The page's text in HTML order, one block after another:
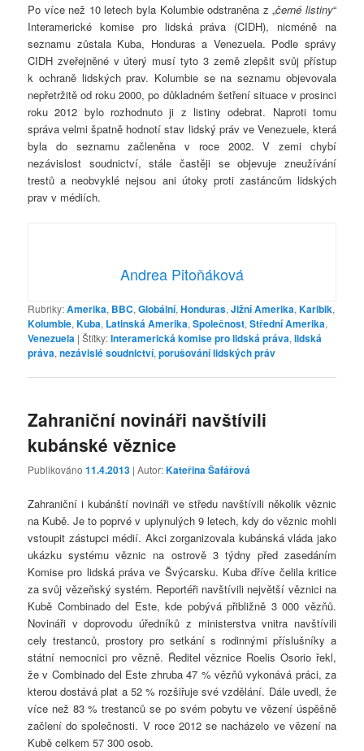
Po více než 10 letech byla Kolumbie odstraněna z „černé listiny“
Interamerické komise pro lidská práva (CIDH), nicméně na
seznamu zůstala Kuba, Honduras a Venezuela. Podle správy
CIDH zveřejněné v úterý musí tyto 3 země zlepšit svůj přístup
k ochraně lidských prav. Kolumbie se na seznamu objevovala
nepřetržitě od roku 2000, po důkladném šetření situace v prosinci
roku 2012 bylo rozhodnuto ji z listiny odebrat. Naproti tomu
správa velmi špatně hodnotí stav lidský práv ve Venezuele, která
byla do seznamu začleněna v roce 2002. V zemi chybí
nezávislost soudnictví, stále častěji se objevuje zneužívání
trestů a neobvyklé nejsou ani útoky proti zastáncům lidských
prav v médiích.
Andrea Pitoňáková
Rubriky:Amerika, BBC,Globální,Honduras,Jižní Amerika,Karibik,
Kolumbie,Kuba, Latinská Amerika,Společnost,Střední Amerika,
Venezuela |Štítky:Interamerická komise pro lidská práva,lidská
práva,nezávislé soudnictví,porušování lidských práv
Zahraniční novináři navštívili
kubánské věznice
Publikováno11.4.2013 | Autor:Kateřina Šafářová
Zahraniční i kubánští novináři ve středu navštívili několik věznic
na Kubě. Je to poprvé v uplynulých 9 letech, kdy do věznic mohli
vstoupit zástupci médií. Akci zorganizovala kubánská vláda jako
ukázku systému věznic na ostrově 3 týdny před zasedáním
Komise pro lidská práva ve Švýcarsku. Kuba dříve čelila kritice
za svůj vězeňský systém. Reportéři navštívili největší věznici na
Kubě Combinado del Este, kde pobývá přibližně 3 000 vězňů.
Novináři v doprovodu úředníků z ministerstva vnitra navštívili
cely trestanců, prostory pro setkání s rodinnými příslušníky a
státní nemocnici pro vězně. Ředitel věznice Roelis Osorio řekl,
že v Combinado del Este zhruba 47 % vězňů vykonává práci, za
kterou dostává plat a 52 % rozšiřuje své vzdělání. Dále uvedl, že
více než 83 % trestanců se po svém pobytu ve vězení úspěšně
začlení do společnosti. V roce 2012 se nacházelo ve vězení na
Kubě celkem 57 300 osob.